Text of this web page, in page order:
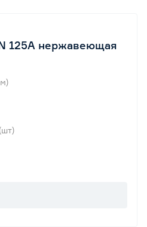
125A нержавеющая